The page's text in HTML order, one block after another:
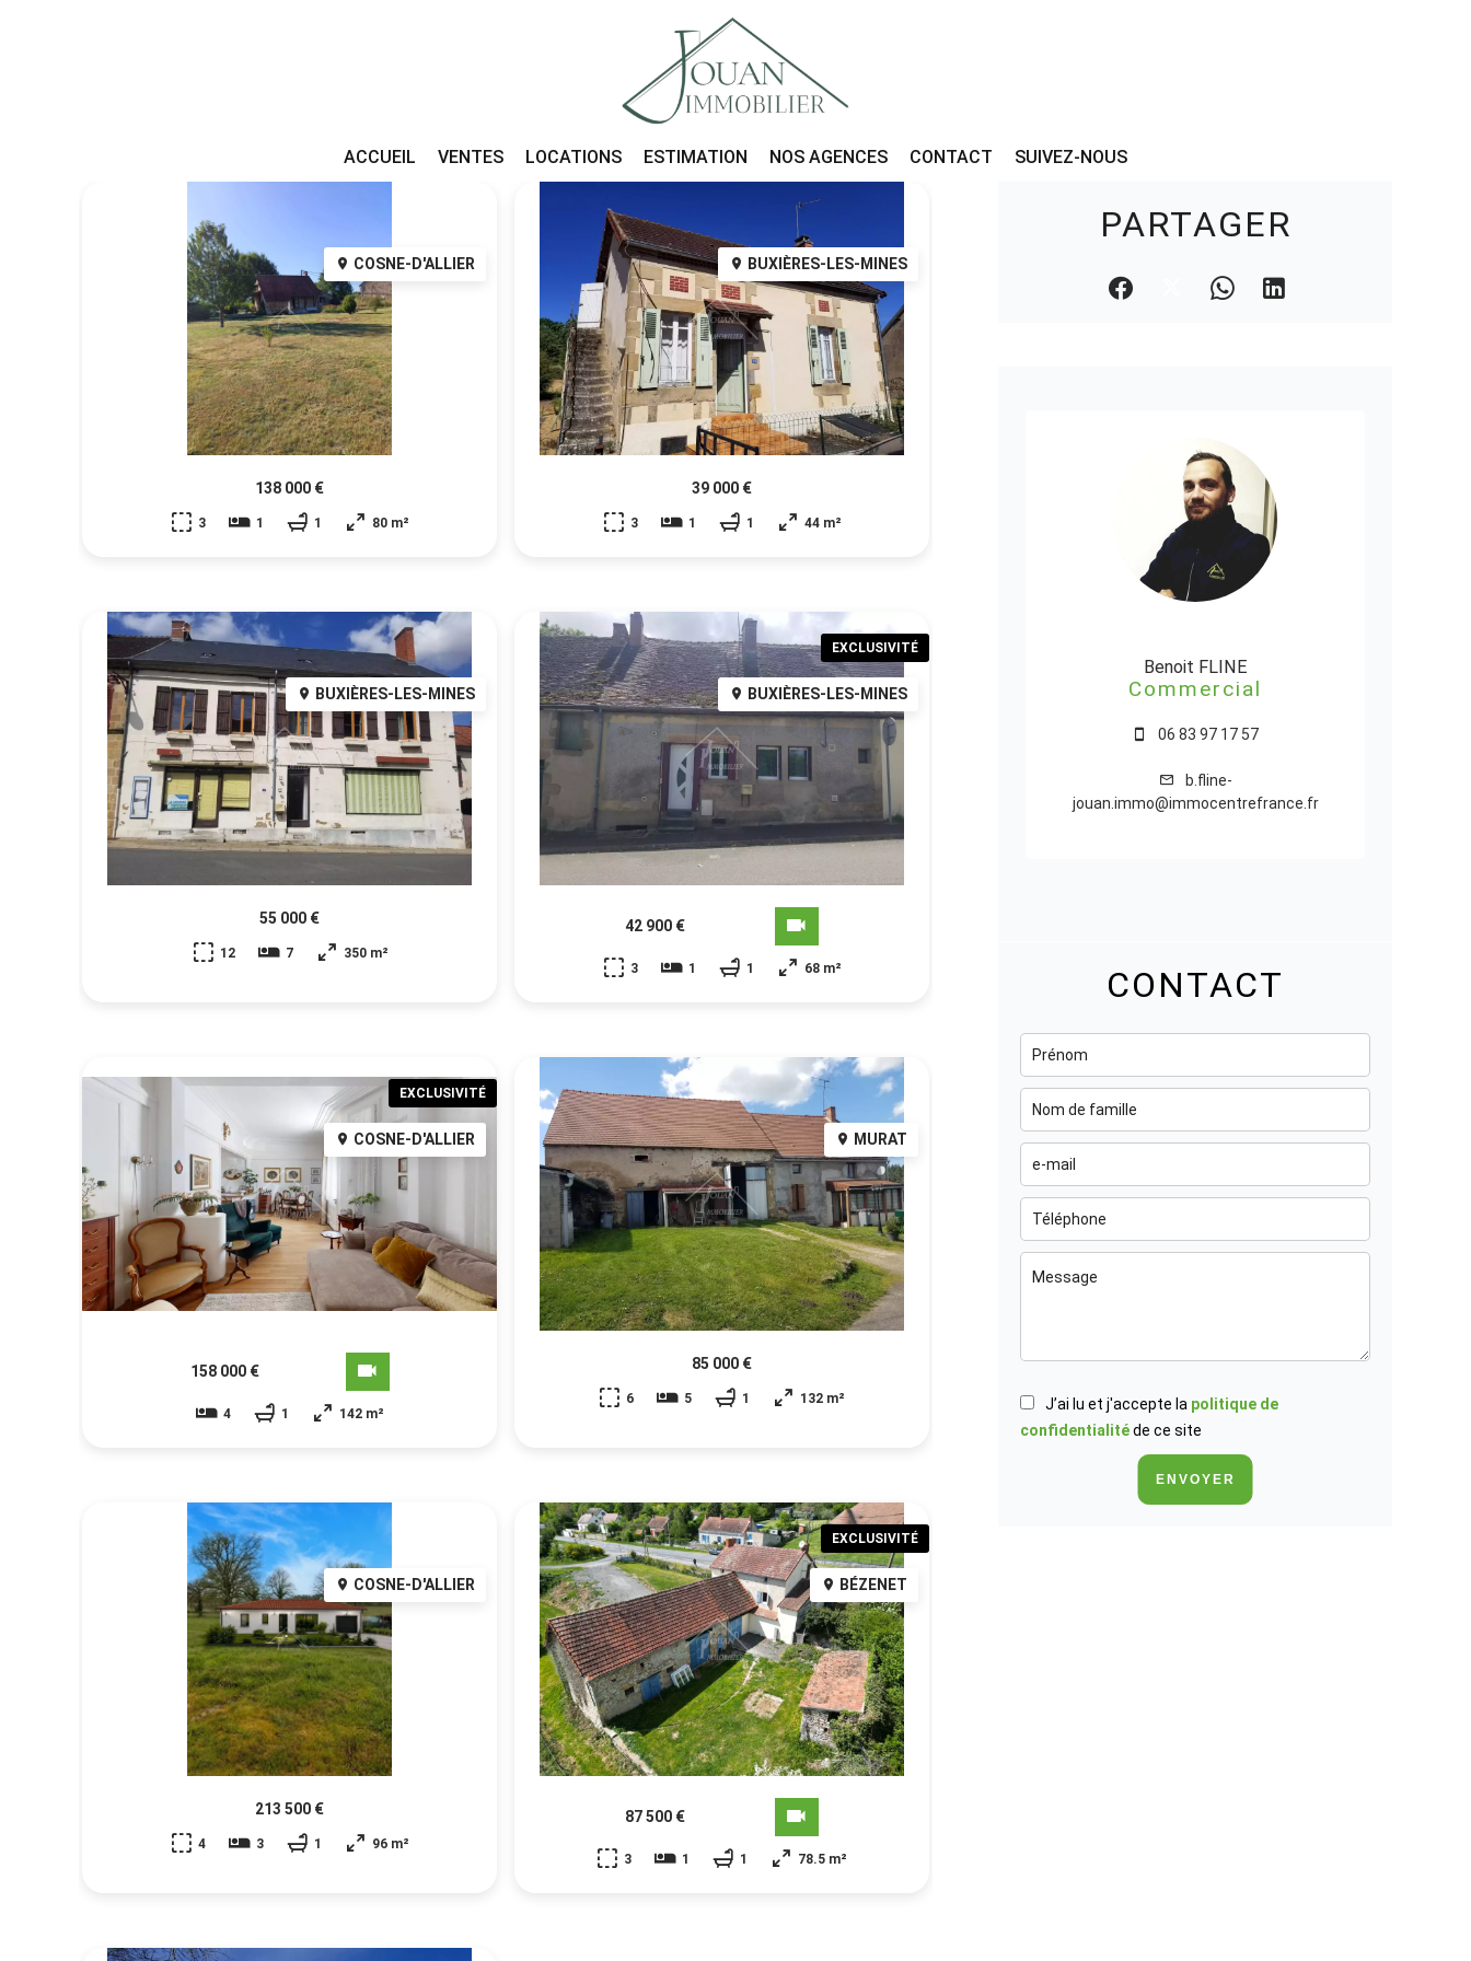
ACCUEIL VENTES LOCATIONS ESTIMATION NOS AGENCES CONTACT SUIVEZ-NOUS
COSNE-D'ALLIER
138 000 €
3 1 1 80 m²
BUXIÈRES-LES-MINES
39 000 €
3 1 1 44 m²
BUXIÈRES-LES-MINES
55 000 €
12 7 350 m²
BUXIÈRES-LES-MINES
42 900 €
3 1 1 68 m²
EXCLUSIVITÉ
COSNE-D'ALLIER
158 000 €
4 1 142 m²
EXCLUSIVITÉ
MURAT
85 000 €
6 5 1 132 m²
COSNE-D'ALLIER
213 500 €
4 3 1 96 m²
BÉZENET
87 500 €
3 1 1 78.5 m²
EXCLUSIVITÉ
PARTAGER
Benoit FLINE
Commercial
06 83 97 17 57
b.fline-
jouan.immo@immocentrefrance.fr
CONTACT
J’ai lu et j'accepte la politique de
confidentialitéde ce site
ENVOYER